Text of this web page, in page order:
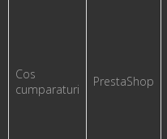
Cos
cumparaturi
PrestaShop